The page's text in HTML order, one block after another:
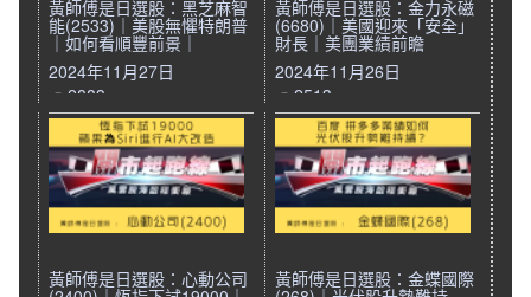
黃師傅是日選股：黑芝麻智
能(2533)｜美股無懼特朗普
｜如何看順豐前景｜
2024年11月27日
2883
黃師傅是日選股：金力永磁
(6680)｜美國迎來「安全」
財長｜美團業績前瞻
2024年11月26日
2513
黃師傅是日選股：心動公司 黃師傅是日選股：金蝶國際